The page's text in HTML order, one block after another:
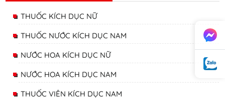
THUỐC KÍCH DỤC NỮ
THUỐC NƯỚC KÍCH DỤC NAM
NƯỚC HOA KÍCH DỤC NỮ
NƯỚC HOA KÍCH DỤC NAM
THUỐC VIÊN KÍCH DỤC NAM